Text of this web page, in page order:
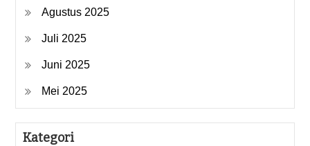
Agustus 2025
Juli 2025
Juni 2025
Mei 2025
Kategori